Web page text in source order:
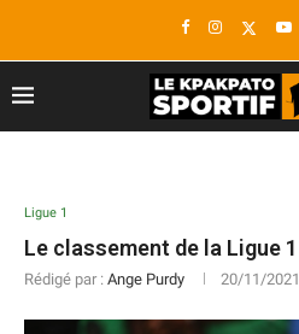
Ligue 1
Le classement de la Ligue 1
Rédigé par : Ange Purdy 20/11/2021